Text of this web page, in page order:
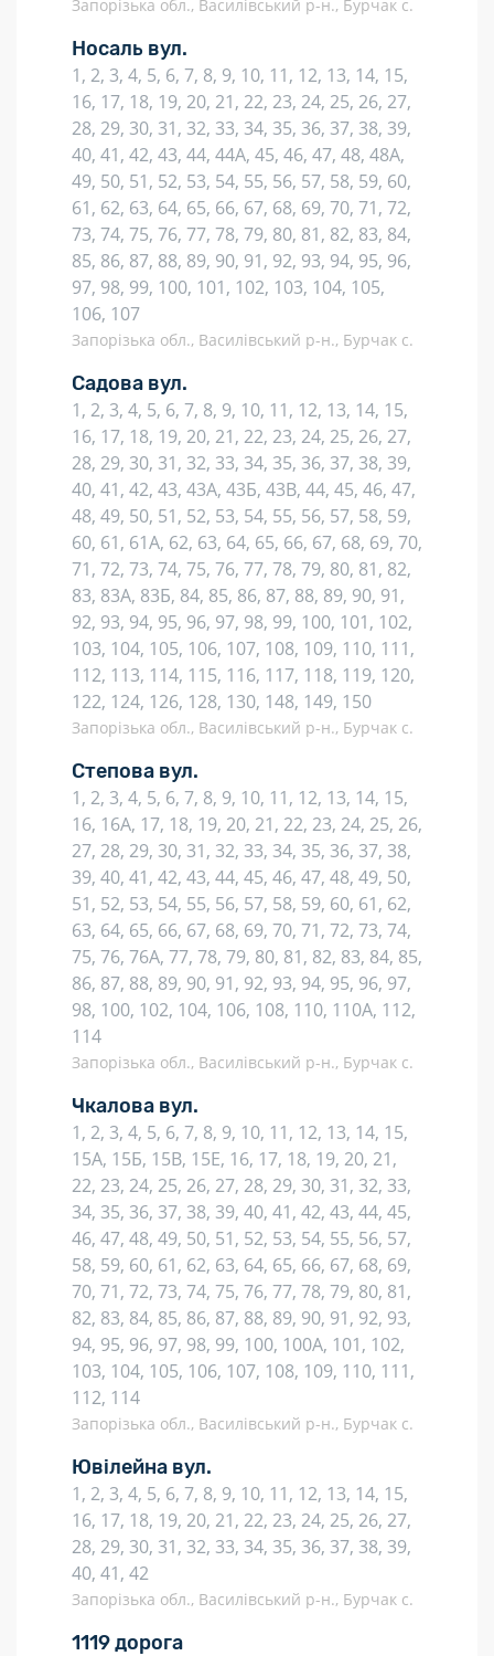
Запорізька обл., Василівський р-н., Бурчак с.
Носаль вул.
1, 2, 3, 4, 5, 6, 7, 8, 9, 10, 11, 12, 13, 14, 15,
16, 17, 18, 19, 20, 21, 22, 23, 24, 25, 26, 27,
28, 29, 30, 31, 32, 33, 34, 35, 36, 37, 38, 39,
40, 41, 42, 43, 44, 44А, 45, 46, 47, 48, 48А,
49, 50, 51, 52, 53, 54, 55, 56, 57, 58, 59, 60,
61, 62, 63, 64, 65, 66, 67, 68, 69, 70, 71, 72,
73, 74, 75, 76, 77, 78, 79, 80, 81, 82, 83, 84,
85, 86, 87, 88, 89, 90, 91, 92, 93, 94, 95, 96,
97, 98, 99, 100, 101, 102, 103, 104, 105,
106, 107
Запорізька обл., Василівський р-н., Бурчак с.
Садова вул.
1, 2, 3, 4, 5, 6, 7, 8, 9, 10, 11, 12, 13, 14, 15,
16, 17, 18, 19, 20, 21, 22, 23, 24, 25, 26, 27,
28, 29, 30, 31, 32, 33, 34, 35, 36, 37, 38, 39,
40, 41, 42, 43, 43А, 43Б, 43В, 44, 45, 46, 47,
48, 49, 50, 51, 52, 53, 54, 55, 56, 57, 58, 59,
60, 61, 61А, 62, 63, 64, 65, 66, 67, 68, 69, 70,
71, 72, 73, 74, 75, 76, 77, 78, 79, 80, 81, 82,
83, 83А, 83Б, 84, 85, 86, 87, 88, 89, 90, 91,
92, 93, 94, 95, 96, 97, 98, 99, 100, 101, 102,
103, 104, 105, 106, 107, 108, 109, 110, 111,
112, 113, 114, 115, 116, 117, 118, 119, 120,
122, 124, 126, 128, 130, 148, 149, 150
Запорізька обл., Василівський р-н., Бурчак с.
Степова вул.
1, 2, 3, 4, 5, 6, 7, 8, 9, 10, 11, 12, 13, 14, 15,
16, 16А, 17, 18, 19, 20, 21, 22, 23, 24, 25, 26,
27, 28, 29, 30, 31, 32, 33, 34, 35, 36, 37, 38,
39, 40, 41, 42, 43, 44, 45, 46, 47, 48, 49, 50,
51, 52, 53, 54, 55, 56, 57, 58, 59, 60, 61, 62,
63, 64, 65, 66, 67, 68, 69, 70, 71, 72, 73, 74,
75, 76, 76А, 77, 78, 79, 80, 81, 82, 83, 84, 85,
86, 87, 88, 89, 90, 91, 92, 93, 94, 95, 96, 97,
98, 100, 102, 104, 106, 108, 110, 110А, 112,
114
Запорізька обл., Василівський р-н., Бурчак с.
Чкалова вул.
1, 2, 3, 4, 5, 6, 7, 8, 9, 10, 11, 12, 13, 14, 15,
15А, 15Б, 15В, 15Е, 16, 17, 18, 19, 20, 21,
22, 23, 24, 25, 26, 27, 28, 29, 30, 31, 32, 33,
34, 35, 36, 37, 38, 39, 40, 41, 42, 43, 44, 45,
46, 47, 48, 49, 50, 51, 52, 53, 54, 55, 56, 57,
58, 59, 60, 61, 62, 63, 64, 65, 66, 67, 68, 69,
70, 71, 72, 73, 74, 75, 76, 77, 78, 79, 80, 81,
82, 83, 84, 85, 86, 87, 88, 89, 90, 91, 92, 93,
94, 95, 96, 97, 98, 99, 100, 100А, 101, 102,
103, 104, 105, 106, 107, 108, 109, 110, 111,
112, 114
Запорізька обл., Василівський р-н., Бурчак с.
Ювілейна вул.
1, 2, 3, 4, 5, 6, 7, 8, 9, 10, 11, 12, 13, 14, 15,
16, 17, 18, 19, 20, 21, 22, 23, 24, 25, 26, 27,
28, 29, 30, 31, 32, 33, 34, 35, 36, 37, 38, 39,
40, 41, 42
Запорізька обл., Василівський р-н., Бурчак с.
1119 дорога